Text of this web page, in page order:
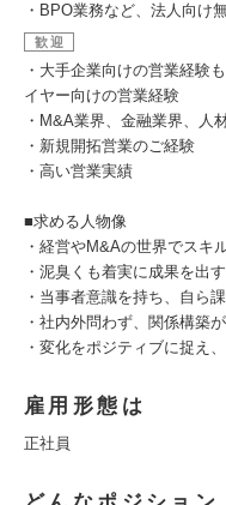
・BPO業務など、法人向け
歓迎
・大手企業向けの営業経験
イヤー向けの営業経験
・M&A業界、金融業界、人
・新規開拓営業のご経験
・高い営業実績
■求める人物像
・経営やM&Aの世界でスキ
・泥臭くも着実に成果を出
・当事者意識を持ち、自ら
・社内外問わず、関係構築
・変化をポジティブに捉え
雇用形態は
正社員